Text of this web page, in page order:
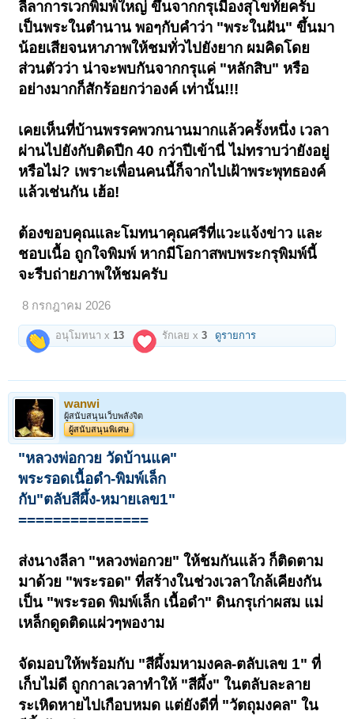
ลีลาการเวกพิมพ์ใหญ่ ขึ้นจากกรุเมืองสุโขทัยครับ
เป็นพระในตำนาน พอๆกับคำว่า "พระในฝัน" ขึ้นมา
น้อยเสียจนหาภาพให้ชมทั่วไปยังยาก ผมคิดโดย
ส่วนตัวว่า น่าจะพบกันจากกรุแค่ "หลักสิบ" หรือ
อย่างมากก็สักร้อยกว่าองค์ เท่านั้น!!!
เคยเห็นที่บ้านพรรคพวกนานมากแล้วครั้งหนึ่ง เวลา
ผ่านไปยังกับติดปีก 40 กว่าปีเข้านี่ ไม่ทราบว่ายังอยู่
หรือไม่? เพราะเพื่อนคนนี้ก็จากไปเฝ้าพระพุทธองค์
แล้วเช่นกัน เฮ้อ!
ต้องขอบคุณและโมทนาคุณศรีที่แวะแจ้งข่าว และ
ชอบเนื้อ ถูกใจพิมพ์ หากมีโอกาสพบพระกรุพิมพ์นี้
จะรีบถ่ายภาพให้ชมครับ
8 กรกฎาคม 2026
อนุโมทนา x13 รักเลย x3 ดูรายการ
wanwi
ผู้สนับสนุนเว็บพลังจิต
ผู้สนับสนุนพิเศษ
"หลวงพ่อกวย วัดบ้านแค"
พระรอดเนื้อดำ-พิมพ์เล็ก
กับ"ตลับสีผึ้ง-หมายเลข1"
===============
ส่งนางลีลา "หลวงพ่อกวย" ให้ชมกันแล้ว ก็ติดตาม
มาด้วย "พระรอด" ที่สร้างในช่วงเวลาใกล้เคียงกัน
เป็น "พระรอด พิมพ์เล็ก เนื้อดำ" ดินกรุเก่าผสม แม่
เหล็กดูดติดแผ่วๆพองาม
จัดมอบให้พร้อมกับ "สีผึ้งมหามงคล-ตลับเลข 1" ที่
เก็บไม่ดี ถูกกาลเวลาทำให้ "สีผึ้ง" ในตลับละลาย
ระเหิดหายไปเกือบหมด แต่ยังดีที่ "วัตถุมงคล" ใน